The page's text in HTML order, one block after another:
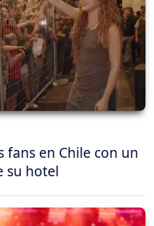
fans en Chile con un
su hotel